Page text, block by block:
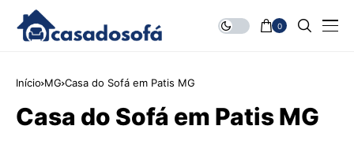
0
Início MG Casa do Sofá em Patis MG
Casa do Sofá em Patis MG